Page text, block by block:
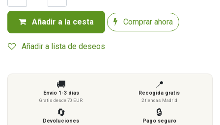
Añadir a la cesta Comprar ahora
Añadir a lista de deseos
🚚
Envío 1-3 días
Gratis desde 70 EUR
📍
Recogida gratis
2 tiendas Madrid
🔄
Devoluciones
🔒
Pago seguro